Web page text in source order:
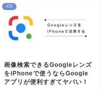
iOS
画像検索できるGoogleレンズ
をiPhoneで使うならGoogle
アプリが便利すぎてヤバい！